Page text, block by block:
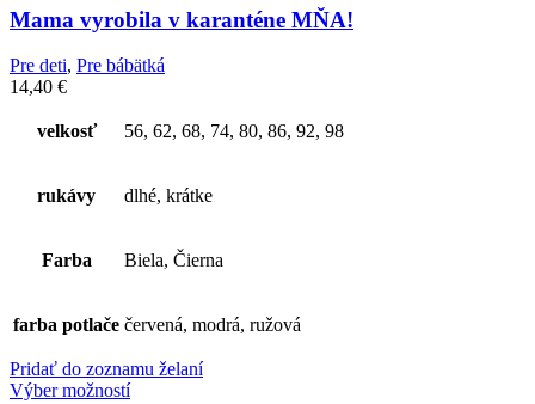
Mama vyrobila v karanténe MŇA!
Pre deti, Pre bábätká
14,40 €
velkosť 56, 62, 68, 74, 80, 86, 92, 98
rukávy dlhé, krátke
Farba Biela, Čierna
farba potlače červená, modrá, ružová
Pridať do zoznamu želaní
Výber možností